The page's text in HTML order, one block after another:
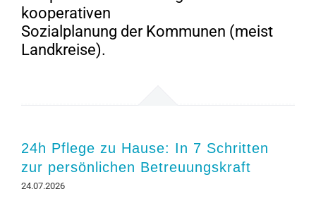
kooperativen
Sozialplanung der Kommunen (meist
Landkreise).
24h Pflege zu Hause: In 7 Schritten
zur persönlichen Betreuungskraft
24.07.2026